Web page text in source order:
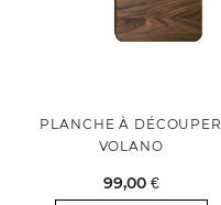
PLANCHE À DÉCOUPER
VOLANO
99,00 €